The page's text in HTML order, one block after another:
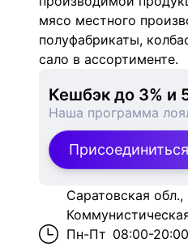
мясо местного
полуфабрикаты,
сало в ассортименте.
Кешбэк до 3% и
Наша программа
Присоединиться
Саратовская обл.,
Пн-Пт 08:00-20:00